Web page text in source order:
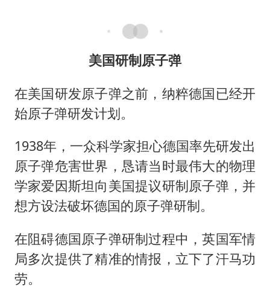
美国研制原子弹
在美国研发原子弹之前，纳粹德国已经开
始原子弹研发计划。
1938年，一众科学家担心德国率先研发出
原子弹危害世界，恳请当时最伟大的物理
学家爱因斯坦向美国提议研制原子弹，并
想方设法破坏德国的原子弹研制。
在阻碍德国原子弹研制过程中，英国军情
局多次提供了精准的情报，立下了汗马功
劳。